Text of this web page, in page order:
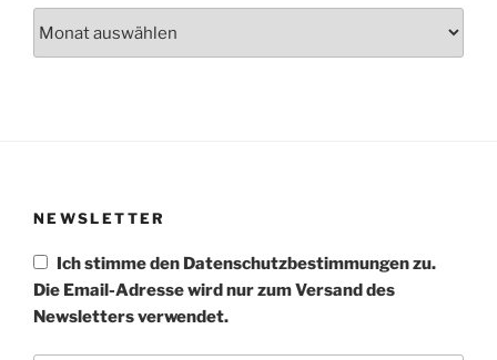
NEWSLETTER
Ich stimme den Datenschutzbestimmungen zu.
Die Email-Adresse wird nur zum Versand des
Newsletters verwendet.